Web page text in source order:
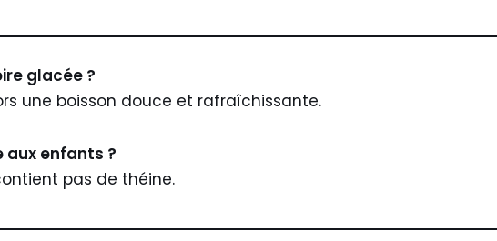
glacée ?
une boisson douce et rafraîchissante.
aux enfants ?
pas de théine.